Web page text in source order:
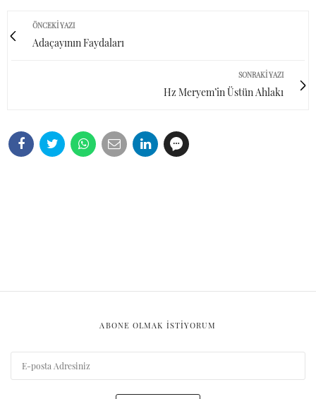
ÖNCEKI YAZI
Adaçayının Faydaları
SONRAKI YAZI
Hz Meryem’in Üstün Ahlakı
ABONE OLMAK ISTIYORUM